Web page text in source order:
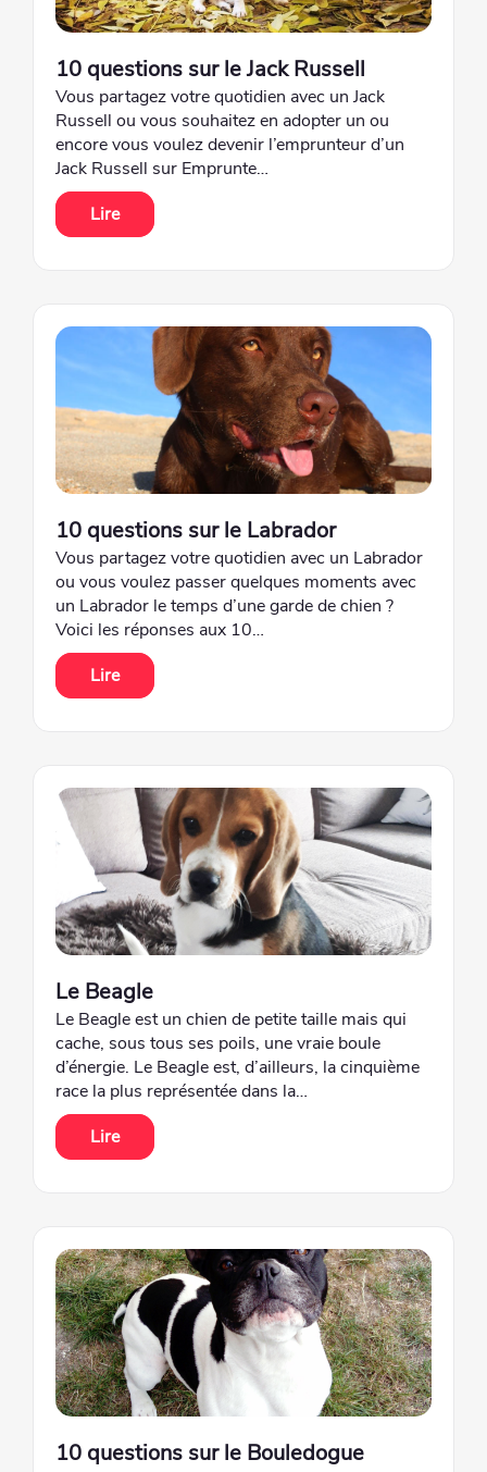
10 questions sur le Jack Russell
Vous partagez votre quotidien avec un Jack
Russell ou vous souhaitez en adopter un ou
encore vous voulez devenir l’emprunteur d’un
Jack Russell sur Emprunte…
Lire
10 questions sur le Labrador
Vous partagez votre quotidien avec un Labrador
ou vous voulez passer quelques moments avec
un Labrador le temps d’une garde de chien ?
Voici les réponses aux 10…
Lire
Le Beagle
Le Beagle est un chien de petite taille mais qui
cache, sous tous ses poils, une vraie boule
d’énergie. Le Beagle est, d’ailleurs, la cinquième
race la plus représentée dans la…
Lire
10 questions sur le Bouledogue